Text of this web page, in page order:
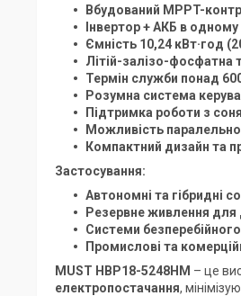
Вбудований MPPT-
Інвертор + АКБ в одному
Ємність 10,24 кВт·год
Літій-залізо-фосфатна
Термін служби понад
Розумна система
Підтримка роботи з
Можливість
Компактний дизайн та
Застосування:
Автономні та гібридні
Резервне живлення для
Системи
Промислові та
MUST НВР18-5248HM – це
електропостачання,